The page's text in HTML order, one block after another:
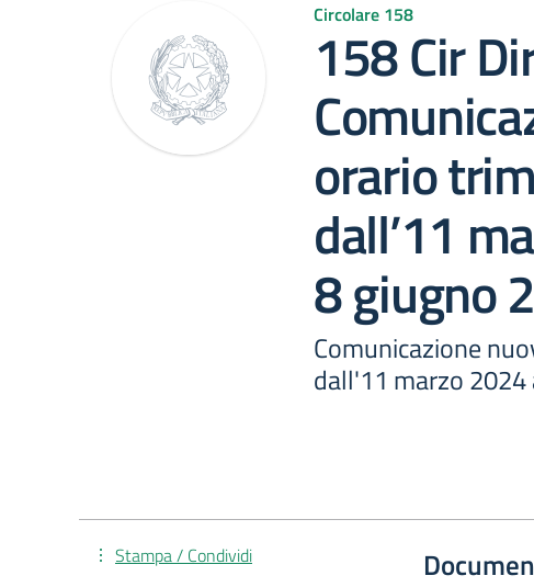
Circolare 158
158 Cir
orario
dall’11
8 giugno
Comunicazione
dall'11 marzo
Stampa / Condividi